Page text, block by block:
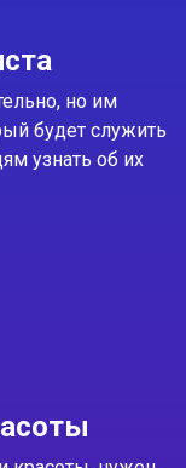
но им
будет служить
узнать об их